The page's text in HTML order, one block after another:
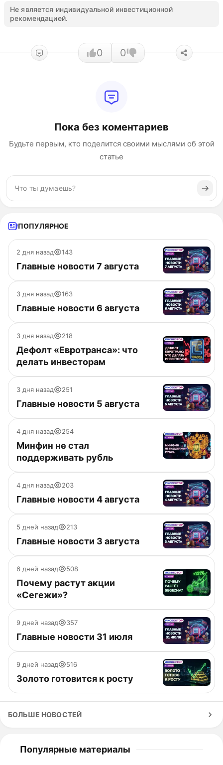
Не является индивидуальной инвестиционной
рекомендацией.
0 0
Пока без коментариев
Будьте первым, кто поделится своими мыслями об этой
статье
ПОПУЛЯРНОЕ
2 дня назад 143
Главные новости 7 августа
3 дня назад 163
Главные новости 6 августа
3 дня назад 218
Дефолт «Евротранса»: что
делать инвесторам
3 дня назад 251
Главные новости 5 августа
4 дня назад 254
Минфин не стал
поддерживать рубль
4 дня назад 203
Главные новости 4 августа
5 дней назад 213
Главные новости 3 августа
6 дней назад 508
Почему растут акции
«Сегежи»?
9 дней назад 357
Главные новости 31 июля
9 дней назад 516
Золото готовится к росту
БОЛЬШЕ НОВОСТЕЙ
Популярные материалы